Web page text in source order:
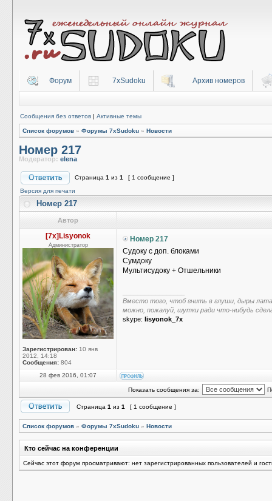
Форум 7xSudoku Архив номеров
Сообщения без ответов | Активные темы
Список форумов » Форумы 7xSudoku » Новости
Номер 217
Модератор: elena
Страница 1 из 1
[ 1 сообщение ]
Версия для печати
Номер 217
Автор
[7x]Lisyonok
Администратор
Зарегистрирован: 10 янв
2012, 14:18
Сообщения: 804
Номер 217
Судоку с доп. блоками
Сумдоку
Мультисудоку + Отшельники
Вместо того, чтоб гнить в глуши, дыры
можно, пожалуй, шутки ради что-нибудь
skype: lisyonok_7x
28 фев 2016, 01:07
Показать сообщения за:
Страница 1 из 1 [ 1 сообщение ]
Список форумов » Форумы 7xSudoku » Новости
Кто сейчас на конференции
Сейчас этот форум просматривают: нет зарегистрированных пользователей и